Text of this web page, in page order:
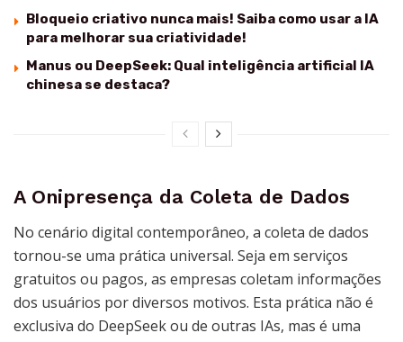
Bloqueio criativo nunca mais! Saiba como usar a IA
para melhorar sua criatividade!
Manus ou DeepSeek: Qual inteligência artificial IA
chinesa se destaca?
A Onipresença da Coleta de Dados
No cenário digital contemporâneo, a coleta de dados
tornou-se uma prática universal. Seja em serviços
gratuitos ou pagos, as empresas coletam informações
dos usuários por diversos motivos. Esta prática não é
exclusiva do DeepSeek ou de outras IAs, mas é uma